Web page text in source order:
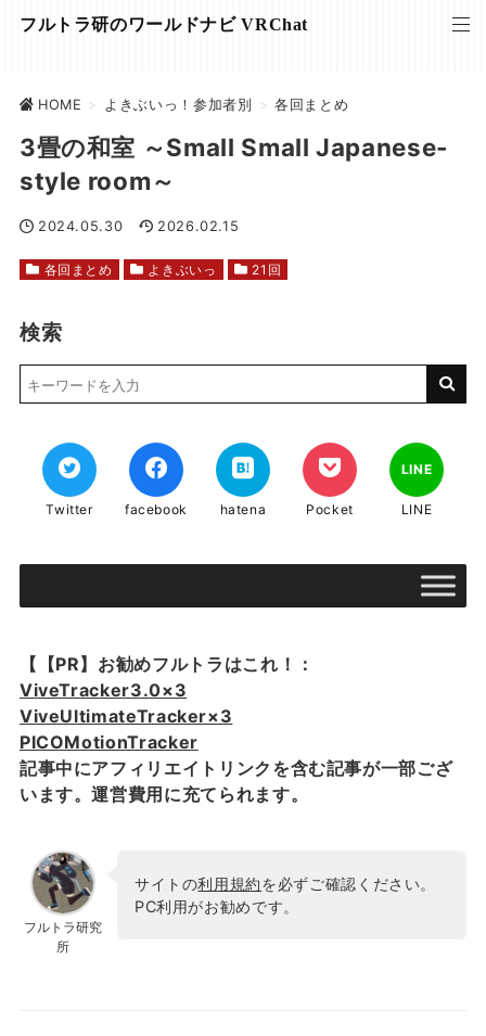
フルトラ研のワールドナビ VRChat
HOME > よきぶいっ！参加者別 > 各回まとめ
3畳の和室 ～Small Small Japanese-
style room～
2024.05.30 2026.02.15
各回まとめ よきぶいっ 21回
検索
Twitter facebook hatena Pocket
LINE
LINE
【【PR】お勧めフルトラはこれ！：
ViveTracker3.0×3
ViveUltimateTracker×3
PICOMotionTracker
記事中にアフィリエイトリンクを含む記事が一部ござ
います。運営費用に充てられます。
フルトラ研究
所
サイトの利用規約を必ずご確認ください。
PC利用がお勧めです。